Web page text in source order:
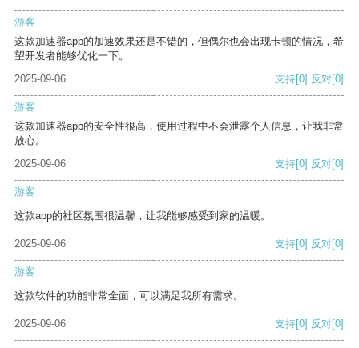
游客
这款加速器app的加速效果还是不错的，但偶尔也会出现卡顿的情况，希
望开发者能够优化一下。
2025-09-06
支持[0] 反对[0]
游客
这款加速器app的安全性很高，使用过程中不会泄露个人信息，让我非常
放心。
2025-09-06
支持[0] 反对[0]
游客
这款app的社区氛围很温馨，让我能够感受到家的温暖。
2025-09-06 支持[0] 反对[0]
游客
这款软件的功能非常全面，可以满足我所有需求。
2025-09-06 支持[0] 反对[0]